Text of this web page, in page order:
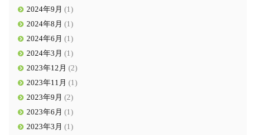
2024年9月 (1)
2024年8月 (1)
2024年6月 (1)
2024年3月 (1)
2023年12月 (2)
2023年11月 (1)
2023年9月 (2)
2023年6月 (1)
2023年3月 (1)